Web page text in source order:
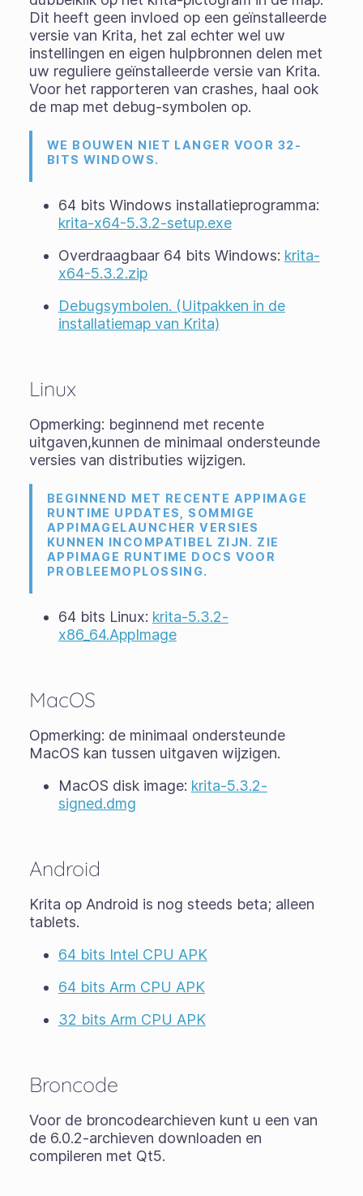
Dit heeft geen invloed op een geïnstalleerde
versie van Krita, het zal echter wel uw
instellingen en eigen hulpbronnen delen met
uw reguliere geïnstalleerde versie van Krita.
Voor het rapporteren van crashes, haal ook
de map met debug-symbolen op.
WE BOUWEN NIET LANGER VOOR 32-
BITS WINDOWS.
64 bits Windows installatieprogramma:
krita-x64-5.3.2-setup.exe
Overdraagbaar 64 bits Windows: krita-
x64-5.3.2.zip
Debugsymbolen. (Uitpakken in de
installatiemap van Krita)
Linux
Opmerking: beginnend met recente
uitgaven,kunnen de minimaal ondersteunde
versies van distributies wijzigen.
BEGINNEND MET RECENTE APPIMAGE
RUNTIME UPDATES, SOMMIGE
APPIMAGELAUNCHER VERSIES
KUNNEN INCOMPATIBEL ZIJN. ZIE
APPIMAGE RUNTIME DOCS VOOR
PROBLEEMOPLOSSING.
64 bits Linux: krita-5.3.2-
x86_64.AppImage
MacOS
Opmerking: de minimaal ondersteunde
MacOS kan tussen uitgaven wijzigen.
MacOS disk image: krita-5.3.2-
signed.dmg
Android
Krita op Android is nog steeds beta; alleen
tablets.
64 bits Intel CPU APK
64 bits Arm CPU APK
32 bits Arm CPU APK
Broncode
Voor de broncodearchieven kunt u een van
de 6.0.2-archieven downloaden en
compileren met Qt5.